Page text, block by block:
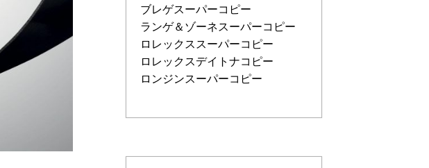
ブレゲスーパーコピー
ランゲ＆ゾーネスーパーコピー
ロレックススーパーコピー
ロレックスデイトナコピー
ロンジンスーパーコピー